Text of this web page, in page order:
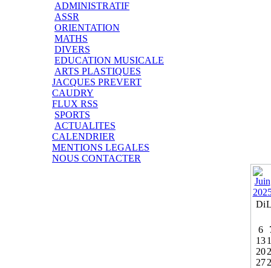
ADMINISTRATIF
ASSR
ORIENTATION
MATHS
DIVERS
EDUCATION MUSICALE
ARTS PLASTIQUES
JACQUES PREVERT
CAUDRY
FLUX RSS
SPORTS
ACTUALITES
CALENDRIER
MENTIONS LEGALES
NOUS CONTACTER
Di
6
13
20
27